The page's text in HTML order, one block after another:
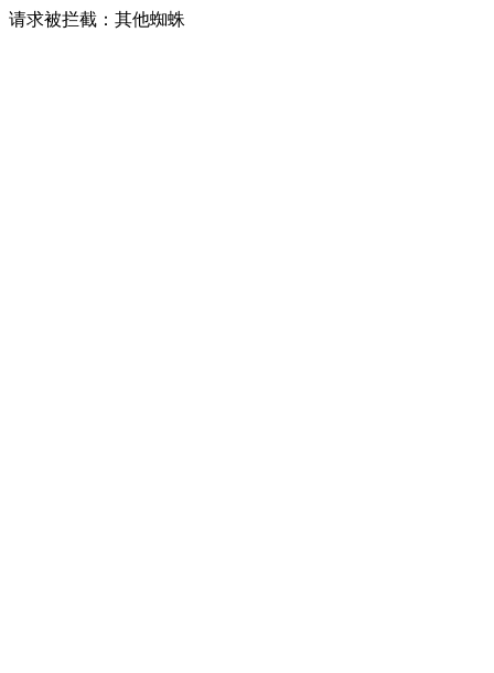
请求被拦截：其他蜘蛛